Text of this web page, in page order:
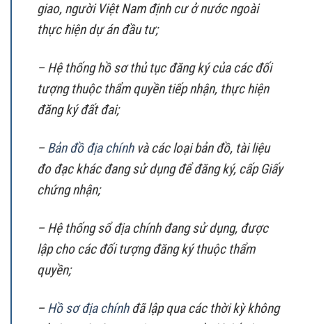
giao, người Việt Nam định cư ở nước ngoài
thực hiện dự án đầu tư;
– Hệ thống hồ sơ thủ tục đăng ký của các đối
tượng thuộc thẩm quyền tiếp nhận, thực hiện
đăng ký đất đai;
– Bản đồ địa chínhvà các loại bản đồ, tài liệu
đo đạc khác đang sử dụng để đăng ký, cấp Giấy
chứng nhận;
– Hệ thống sổ địa chính đang sử dụng, được
lập cho các đối tượng đăng ký thuộc thẩm
quyền;
– Hồ sơ địa chínhđã lập qua các thời kỳ không